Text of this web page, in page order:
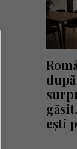
ești